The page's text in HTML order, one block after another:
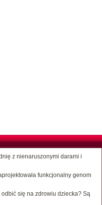
z nienaruszonymi darami i
funkcjonalny genom
się na zdrowiu dziecka? Są